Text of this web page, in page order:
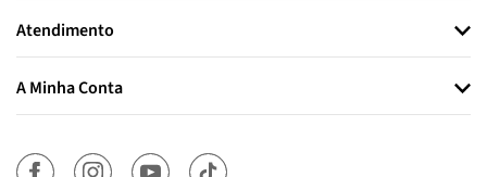
Atendimento
A Minha Conta